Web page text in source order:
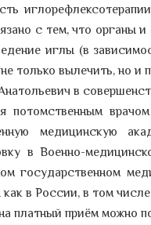
с тем, что органы
иглы (в
только вылечить, но и
в
потомственным
медицинскую
в Военно-
государственном
в России, в том
платный приём можно